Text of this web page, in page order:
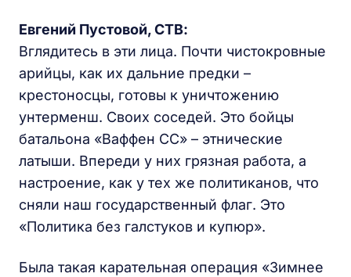
Евгений Пустовой, СТВ:
Вглядитесь в эти лица. Почти чистокровные
арийцы, как их дальние предки –
крестоносцы, готовы к уничтожению
унтерменш. Своих соседей. Это бойцы
батальона «Ваффен СС» – этнические
латыши. Впереди у них грязная работа, а
настроение, как у тех же политиканов, что
сняли наш государственный флаг. Это
«Политика без галстуков и купюр».
Была такая карательная операция «Зимнее